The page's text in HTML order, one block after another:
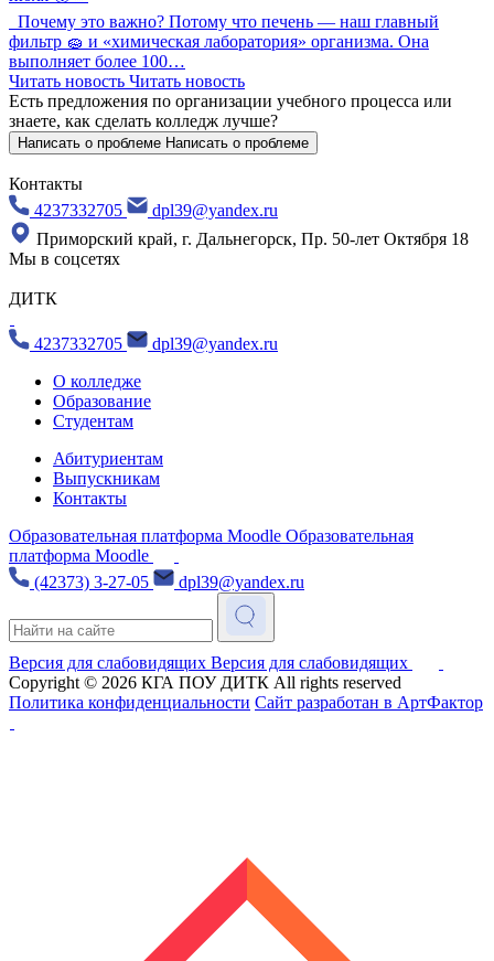
Почему это важно? Потому что печень — наш главный
фильтр 🧽 и «химическая лаборатория» организма. Она
выполняет более 100…
Читать новость Читать новость
Есть предложения по организации учебного процесса или
знаете, как сделать колледж лучше?
Написать о проблеме Написать о проблеме
Контакты
4237332705
dpl39@yandex.ru
Приморский край, г. Дальнегорск, Пр. 50-лет Октября 18
Мы в соцсетях
ДИТК
4237332705
dpl39@yandex.ru
О колледже
Образование
Студентам
Абитуриентам
Выпускникам
Контакты
Образовательная платформа Moodle Образовательная
платформа Moodle
(42373) 3-27-05
dpl39@yandex.ru
Версия для слабовидящих Версия для слабовидящих
Copyright © 2026 КГА ПОУ ДИТК All rights reserved
Политика конфиденциальности Сайт разработан в АртФактор